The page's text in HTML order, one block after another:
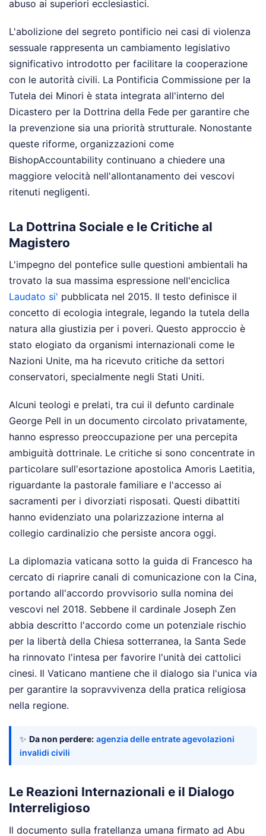
abuso ai superiori ecclesiastici.
L'abolizione del segreto pontificio nei casi di violenza
sessuale rappresenta un cambiamento legislativo
significativo introdotto per facilitare la cooperazione
con le autorità civili. La Pontificia Commissione per la
Tutela dei Minori è stata integrata all'interno del
Dicastero per la Dottrina della Fede per garantire che
la prevenzione sia una priorità strutturale. Nonostante
queste riforme, organizzazioni come
BishopAccountability continuano a chiedere una
maggiore velocità nell'allontanamento dei vescovi
ritenuti negligenti.
La Dottrina Sociale e le Critiche al
Magistero
L'impegno del pontefice sulle questioni ambientali ha
trovato la sua massima espressione nell'enciclica
Laudato si' pubblicata nel 2015. Il testo definisce il
concetto di ecologia integrale, legando la tutela della
natura alla giustizia per i poveri. Questo approccio è
stato elogiato da organismi internazionali come le
Nazioni Unite, ma ha ricevuto critiche da settori
conservatori, specialmente negli Stati Uniti.
Alcuni teologi e prelati, tra cui il defunto cardinale
George Pell in un documento circolato privatamente,
hanno espresso preoccupazione per una percepita
ambiguità dottrinale. Le critiche si sono concentrate in
particolare sull'esortazione apostolica Amoris Laetitia,
riguardante la pastorale familiare e l'accesso ai
sacramenti per i divorziati risposati. Questi dibattiti
hanno evidenziato una polarizzazione interna al
collegio cardinalizio che persiste ancora oggi.
La diplomazia vaticana sotto la guida di Francesco ha
cercato di riaprire canali di comunicazione con la Cina,
portando all'accordo provvisorio sulla nomina dei
vescovi nel 2018. Sebbene il cardinale Joseph Zen
abbia descritto l'accordo come un potenziale rischio
per la libertà della Chiesa sotterranea, la Santa Sede
ha rinnovato l'intesa per favorire l'unità dei cattolici
cinesi. Il Vaticano mantiene che il dialogo sia l'unica via
per garantire la sopravvivenza della pratica religiosa
nella regione.
✨ Da non perdere: agenzia delle entrate agevolazioni
invalidi civili
Le Reazioni Internazionali e il Dialogo
Interreligioso
Il documento sulla fratellanza umana firmato ad Abu